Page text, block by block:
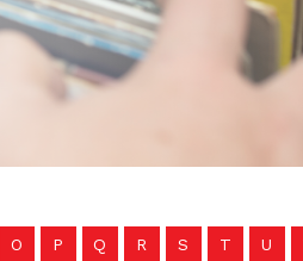
O P Q R S T U